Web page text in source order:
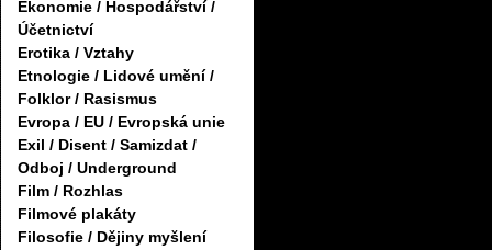
Ekonomie / Hospodářství /
Účetnictví
Erotika / Vztahy
Etnologie / Lidové umění /
Folklor / Rasismus
Evropa / EU / Evropská unie
Exil / Disent / Samizdat /
Odboj / Underground
Film / Rozhlas
Filmové plakáty
Filosofie / Dějiny myšlení